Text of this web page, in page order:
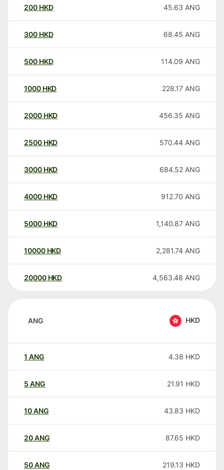
200 HKD 45.63 ANG
300 HKD 68.45 ANG
500 HKD 114.09 ANG
1000 HKD 228.17 ANG
2000 HKD 456.35 ANG
2500 HKD 570.44 ANG
3000 HKD 684.52 ANG
4000 HKD 912.70 ANG
5000 HKD 1,140.87 ANG
10000 HKD 2,281.74 ANG
20000 HKD 4,563.48 ANG
ANG HKD
1 ANG 4.38 HKD
5 ANG 21.91 HKD
10ANG 43.83 HKD
20ANG 87.65 HKD
50ANG 219.13 HKD